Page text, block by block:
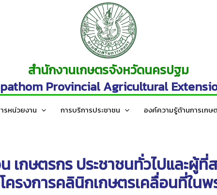
สำนักงานเกษตรจังหวัดนครปฐม
Provincial Agricultural
รหน่วยงาน การบริการประชาชน องค์ความรู้ด้านการเกษ
เกษตรกร ประชาชนทั่วไปและผู้ที่ส
ครงการคลินิกเกษตรเคลื่อนที่ในพ